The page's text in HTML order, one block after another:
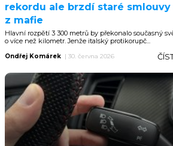
rekordu ale brzdí staré smlouvy
z mafie
Hlavní rozpětí 3 300 metrů by překonalo současný
o více než kilometr. Jenže italský protikorupč...
Ondřej Komárek | 30. června 2026